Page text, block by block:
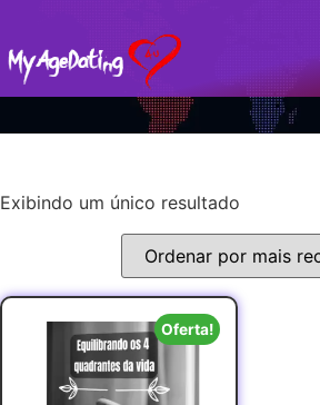
Exibindo um único resultado
Oferta!